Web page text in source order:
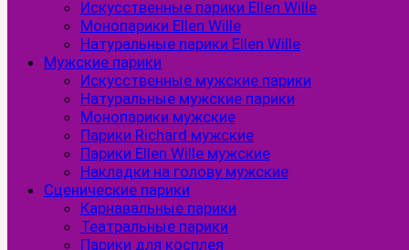
Искусственные парики Ellen Wille
Монопарики Ellen Wille
Натуральные парики Ellen Wille
Мужские парики
Искусственные мужские парики
Натуральные мужские парики
Монопарики мужские
Парики Richard мужские
Парики Ellen Wille мужские
Накладки на голову мужские
Сценические парики
Карнавальные парики
Театральные парики
Парики для косплея